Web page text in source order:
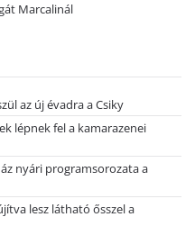
Marcalinál
az új évadra a Csiky
lépnek fel a kamarazenei
nyári programsorozata a
lesz látható ősszel a